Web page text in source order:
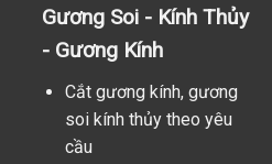
Gương Soi - Kính Thủy
- Gương Kính
Cắt gương kính, gương
soi kính thủy theo yêu
cầu